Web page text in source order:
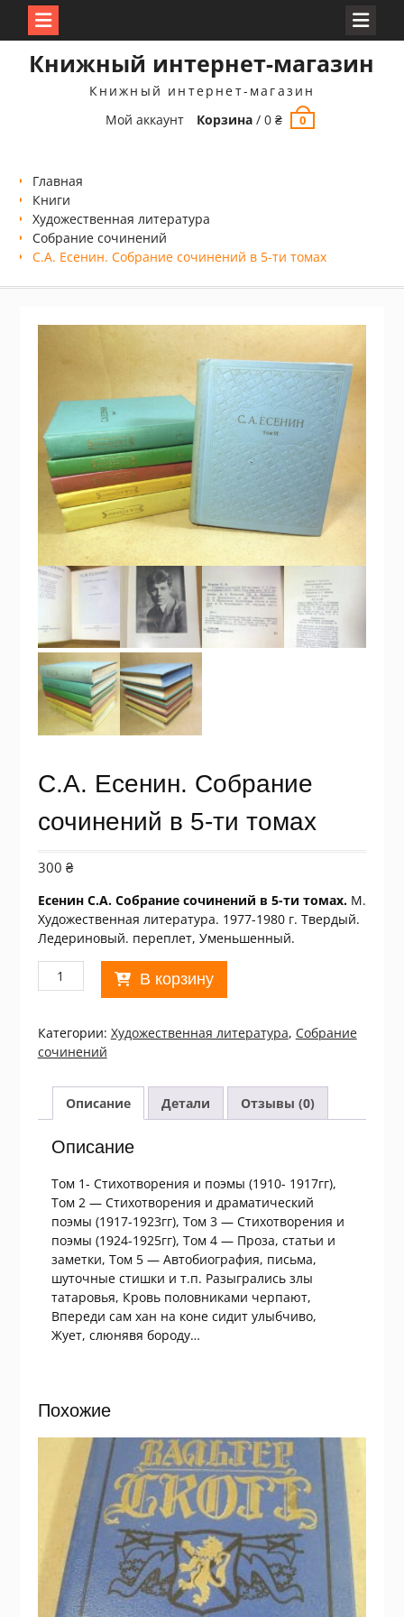
Книжный интернет-магазин
Книжный интернет-магазин
Мой аккаунт
Корзина /0₴ 0
Главная
Книги
Xудожественная литература
Собрание сочинений
С.А. Есенин. Собрание сочинений в 5-ти томах
С.А. Есенин. Собрание
сочинений в 5-ти томах
300 ₴
Есенин С.А. Собрание сочинений в 5-ти томах. М.
Художественная литература. 1977-1980 г. Твердый.
Ледериновый. переплет, Уменьшенный.
Количество
товара
Есенин.
Собрание
сочинений
ти
томах
В корзину
Категории: Xудожественная литература, Собрание
сочинений
Описание Детали Отзывы (0)
Описание
Том 1- Стихотворения и поэмы (1910- 1917гг),
Том 2 — Стихотворения и драматический
поэмы (1917-1923гг), Том 3 — Стихотворения и
поэмы (1924-1925гг), Том 4 — Проза, статьи и
заметки, Том 5 — Автобиография, письма,
шуточные стишки и т.п. Разыгрались злы
татаровья, Кровь половниками черпают,
Впереди сам хан на коне сидит улыбчиво,
Жует, слюнявя бороду…
Похожие